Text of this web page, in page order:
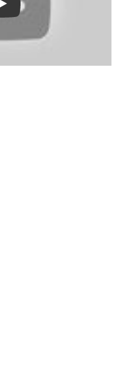
Play: Keynote (Google I/O '18)